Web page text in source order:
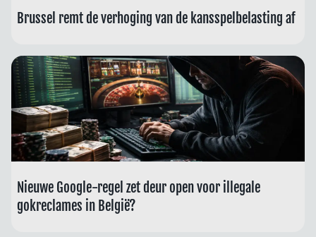
Brussel remt de verhoging van de kansspelbelasting af
Nieuwe Google-regel zet deur open voor illegale
gokreclames in België?